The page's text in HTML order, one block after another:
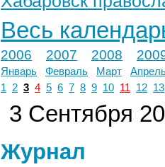
Весь
2006 2007 2008
Январь Февраль Март
1
2 3 4 5 6 7 8 9 10 11 12 13
3 Сентября
Журнал